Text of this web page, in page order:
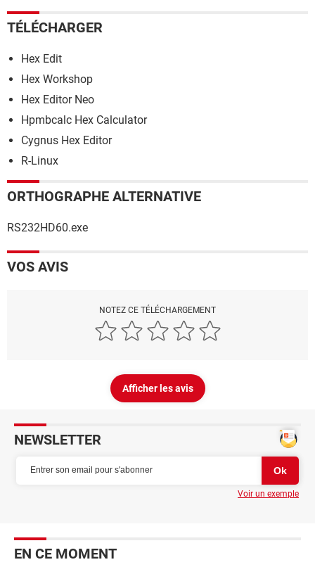
TÉLÉCHARGER
Hex Edit
Hex Workshop
Hex Editor Neo
Hpmbcalc Hex Calculator
Cygnus Hex Editor
R-Linux
ORTHOGRAPHE ALTERNATIVE
RS232HD60.exe
VOS AVIS
NOTEZ CE TÉLÉCHARGEMENT
Afficher les avis
NEWSLETTER
Voir un exemple
EN CE MOMENT